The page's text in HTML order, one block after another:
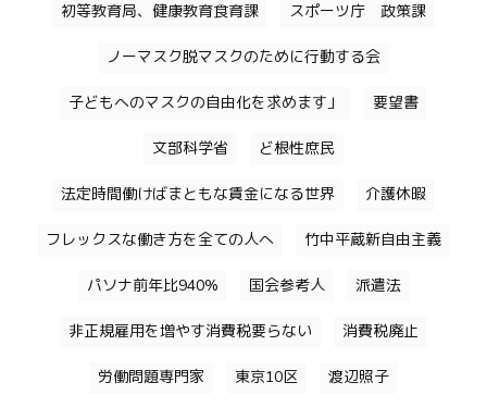
初等教育局、健康教育食育課 スポーツ庁 政策課
ノーマスク脱マスクのために行動する会
子どもへのマスクの自由化を求めます」 要望書
文部科学省 ど根性庶民
法定時間働けばまともな賃金になる世界 介護休暇
フレックスな働き方を全ての人へ 竹中平蔵新自由主義
パソナ前年比940% 国会参考人 派遣法
非正規雇用を増やす消費税要らない 消費税廃止
労働問題専門家 東京10区 渡辺照子